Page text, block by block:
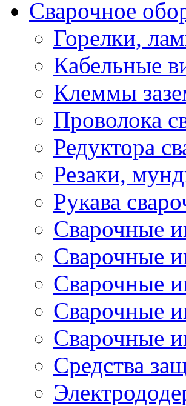
Сварочное
Горелки,
Кабельные
Клеммы
Проволока
Редуктора
Резаки,
Рукава
Сварочные
Сварочные
Сварочные
Сварочные
Сварочные
Средства